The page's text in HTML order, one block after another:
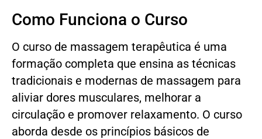
Como Funciona o Curso
O curso de massagem terapêutica é uma
formação completa que ensina as técnicas
tradicionais e modernas de massagem para
aliviar dores musculares, melhorar a
circulação e promover relaxamento. O curso
aborda desde os princípios básicos de